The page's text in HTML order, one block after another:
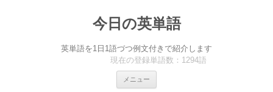
今日の英単語
英単語を1日1語づつ例文付きで紹介します
現在の登録単語数：1294語
メニュー